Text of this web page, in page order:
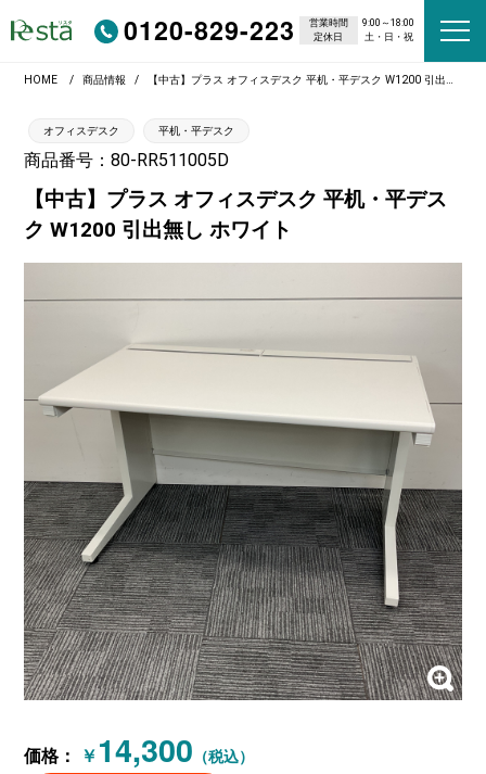
0120-829-223 営業時間
9:00～18:00
定休日
土・日・祝
HOME 商品情報 【中古】プラス オフィスデスク 平机・平デスク W1200 引出無し ホワイト
オフィスデスク 平机・平デスク
商品番号：80-RR511005D
【中古】プラス オフィスデスク 平机・平デス
ク W1200 引出無し ホワイト
価格： ￥ 14,300 （税込）